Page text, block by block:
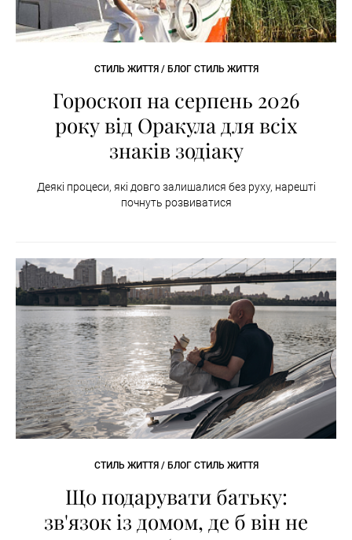
СТИЛЬ ЖИТТЯ / БЛОГ СТИЛЬ ЖИТТЯ
Гороскоп на серпень 2026
року від Оракула для всіх
знаків зодіаку
Деякі процеси, які довго залишалися без руху, нарешті
почнуть розвиватися
СТИЛЬ ЖИТТЯ / БЛОГ СТИЛЬ ЖИТТЯ
Що подарувати батьку:
зв'язок із домом, де б він не